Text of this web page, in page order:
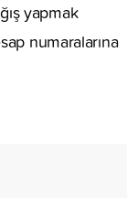
yapmak
numaralarına